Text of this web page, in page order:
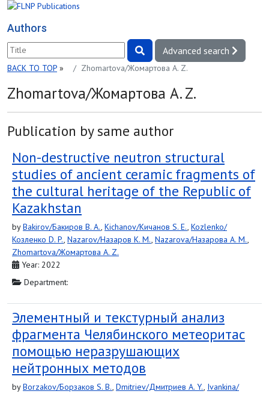
Authors
Advanced search
BACK TO TOP » Zhomartova/Жомартова A. Z.
Zhomartova/Жомартова A. Z.
Publication by same author
Non-destructive neutron structural
studies of ancient ceramic fragments of
the cultural heritage of the Republic of
Kazakhstan
byBakirov/Бакиров B. A., Kichanov/Кичанов S. E., Kozlenko/
Козленко D. P., Nazarov/Назаров K. M., Nazarova/Назарова A. M.,
Zhomartova/Жомартова A. Z.
Year: 2022
Department:
Элементный и текстурный анализ
фрагмента Челябинского метеоритас
помощью неразрушающих
нейтронных методов
byBorzakov/Борзаков S. B., Dmitriev/Дмитриев A. Y., Ivankina/